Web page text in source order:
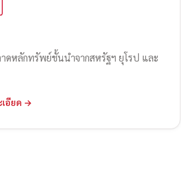
ดหลักทรัพย์ชั้นนำจากสหรัฐฯ ยุโรป และ
เอียด →